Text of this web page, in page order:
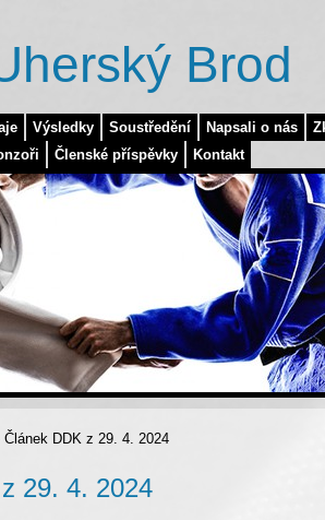
Výsledky Soustředění Napsali o nás
Členské příspěvky Kontakt
Brod
Článek DDK z 29. 4. 2024
29. 4. 2024